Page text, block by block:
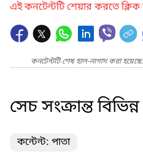
এই কনটেন্টটি শেয়ার করতে
কনটেন্টটি শেষ হাল-নাগাদ করা
সেচ সংক্রান্ত
কন্টেন্ট: পাতা